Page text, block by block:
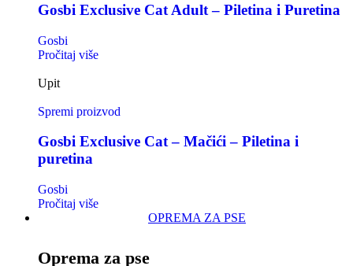
Gosbi Exclusive Cat Adult – Piletina i Puretina
Gosbi
Pročitaj više
Upit
Spremi proizvod
Gosbi Exclusive Cat – Mačići – Piletina i
puretina
Gosbi
Pročitaj više
OPREMA ZA PSE
Oprema za pse